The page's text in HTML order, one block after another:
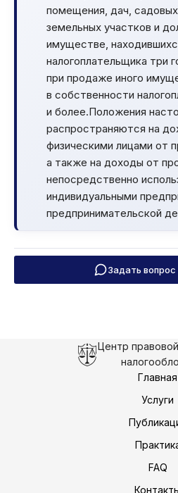
помещения, дач,
земельных участков и
имуществе,
налогоплательщика три
при продаже иного
в собственности
и более.Положения
распространяются на
физическими лицами от
а также на доходы от
непосредственно
индивидуальными
предпринимательской
Задать
Центр
Главная
Услуги
FAQ